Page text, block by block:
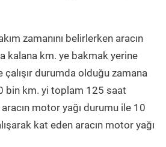
zamanını belirlerken aracın
kalana km. ye bakmak yerine
durumda olduğu zamana
bin km. yi toplam 125 saat
motor yağı durumu ile 10
kat eden aracın motor yağı